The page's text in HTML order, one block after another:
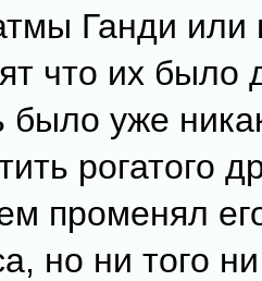
Ганди или
что их было
было уже
рогатого
променял
но ни того ни